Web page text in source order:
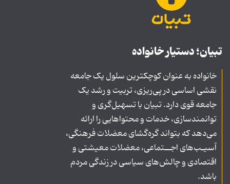
تبیان؛ دستیار خانواده
خانواده به عنوان کوچکترین سلول یک جامعه
نقشی اساسی در پی‌ریزی، تربیت و رشد یک
جامعه قوی دارد. تبیان با تسهیل‌گری و
توانمندسازی، خدمات و محتواهایی را ارائه
می‌دهد که بتواند گره‌گشای معضلات فرهنگی،
آسیـب‌های اجــتماعی، معضلات معیشتی و
اقتصادی و چالش‌های سیاسی در زندگی مردم
باشد.